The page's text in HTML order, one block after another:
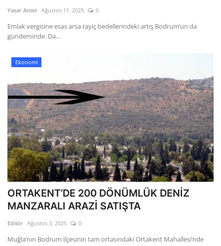
Yasar Anter Ağustos 11, 2025 0
Emlak vergisine esas arsa rayiç bedellerindeki artış Bodrum’un da
gündeminde. Da...
Ekonomi
ORTAKENT’DE 200 DÖNÜMLÜK DENİZ
MANZARALI ARAZİ SATIŞTA
Editör Ağustos 3, 2025 0
Muğla’nın Bodrum ilçesinin tam ortasındaki Ortakent Mahallesi’nde